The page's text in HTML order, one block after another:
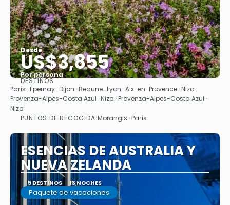
Desde
US$3,855
Por persona
Ver
DESTINOS
París · Epernay · Dijon · Beaune · Lyon · Aix-en-Provence · Niza ·
Provenza-Alpes-Costa Azul · Niza · Provenza-Alpes-Costa Azul ·
Niza
PUNTOS DE RECOGIDA:Morangis · París
ESENCIAS DE AUSTRALIA Y
NUEVA ZELANDA
5 DESTINOS 13 NOCHES
Paquete de vacaciones